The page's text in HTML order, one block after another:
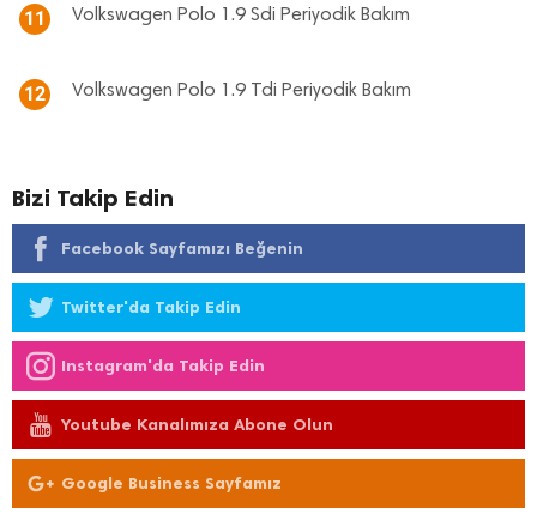
11 Volkswagen Polo 1.9 Sdi Periyodik Bakım
12 Volkswagen Polo 1.9 Tdi Periyodik Bakım
Bizi Takip Edin
Facebook Sayfamızı Beğenin
Twitter'da Takip Edin
Instagram'da Takip Edin
Youtube Kanalımıza Abone Olun
Google Business Sayfamız